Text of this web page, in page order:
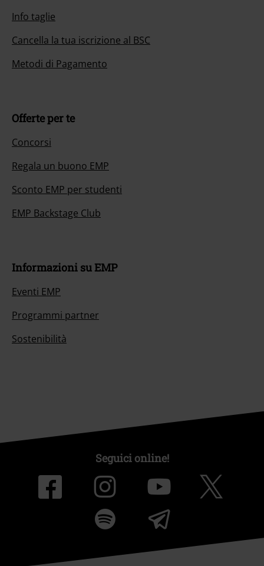
Info taglie
Cancella la tua iscrizione al BSC
Metodi di Pagamento
Offerte per te
Concorsi
Regala un buono EMP
Sconto EMP per studenti
EMP Backstage Club
Informazioni su EMP
Eventi EMP
Programmi partner
Sostenibilità
Seguici online!